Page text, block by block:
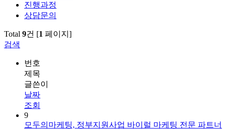
진행과정
상담문의
Total 9건 [1 페이지]
검색
번호
제목
글쓴이
날짜
조회
9
모두의마케팅, 정부지원사업 바이럴 마케팅 전문 파트너